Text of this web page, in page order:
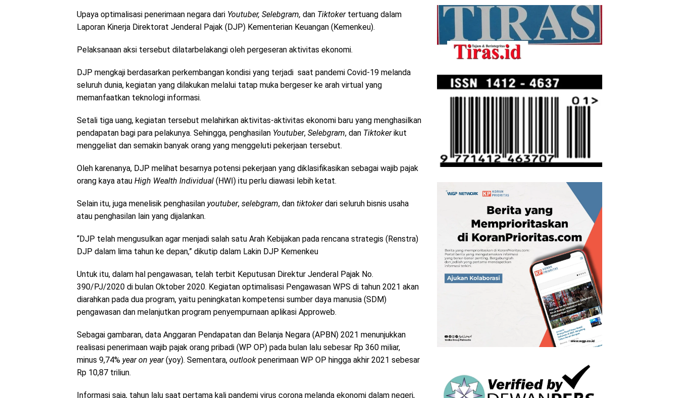
Upaya optimalisasi penerimaan negara dari Youtuber, Selebgram, dan Tiktoker tertuang dalam
Laporan Kinerja Direktorat Jenderal Pajak (DJP) Kementerian Keuangan (Kemenkeu).
Pelaksanaan aksi tersebut dilatarbelakangi oleh pergeseran aktivitas ekonomi.
DJP mengkaji berdasarkan perkembangan kondisi yang terjadi saat pandemi Covid-19 melanda
seluruh dunia, kegiatan yang dilakukan melalui tatap muka bergeser ke arah virtual yang
memanfaatkan teknologi informasi.
Setali tiga uang, kegiatan tersebut melahirkan aktivitas-aktivitas ekonomi baru yang menghasilkan
pendapatan bagi para pelakunya. Sehingga, penghasilan Youtuber, Selebgram, dan Tiktokerikut
menggeliat dan semakin banyak orang yang menggeluti pekerjaan tersebut.
Oleh karenanya, DJP melihat besarnya potensi pekerjaan yang diklasifikasikan sebagai wajib pajak
orang kaya atau High Wealth Individual (HWI) itu perlu diawasi lebih ketat.
Selain itu, juga menelisik penghasilan youtuber, selebgram, dan tiktokerdari seluruh bisnis usaha
atau penghasilan lain yang dijalankan.
“DJP telah mengusulkan agar menjadi salah satu Arah Kebijakan pada rencana strategis (Renstra)
DJP dalam lima tahun ke depan,” dikutip dalam Lakin DJP Kemenkeu
Untuk itu, dalam hal pengawasan, telah terbit Keputusan Direktur Jenderal Pajak No.
390/PJ/2020 di bulan Oktober 2020. Kegiatan optimalisasi Pengawasan WPS di tahun 2021 akan
diarahkan pada dua program, yaitu peningkatan kompetensi sumber daya manusia (SDM)
pengawasan dan melanjutkan program penyempurnaan aplikasi Approweb.
Sebagai gambaran, data Anggaran Pendapatan dan Belanja Negara (APBN) 2021 menunjukkan
realisasi penerimaan wajib pajak orang pribadi (WP OP) pada bulan lalu sebesar Rp 360 miliar,
minus 9,74% year on year(yoy). Sementara, outlook penerimaan WP OP hingga akhir 2021 sebesar
Rp 10,87 triliun.
Informasi saja, tahun lalu saat pertama kali pandemi virus corona melanda ekonomi dalam negeri,